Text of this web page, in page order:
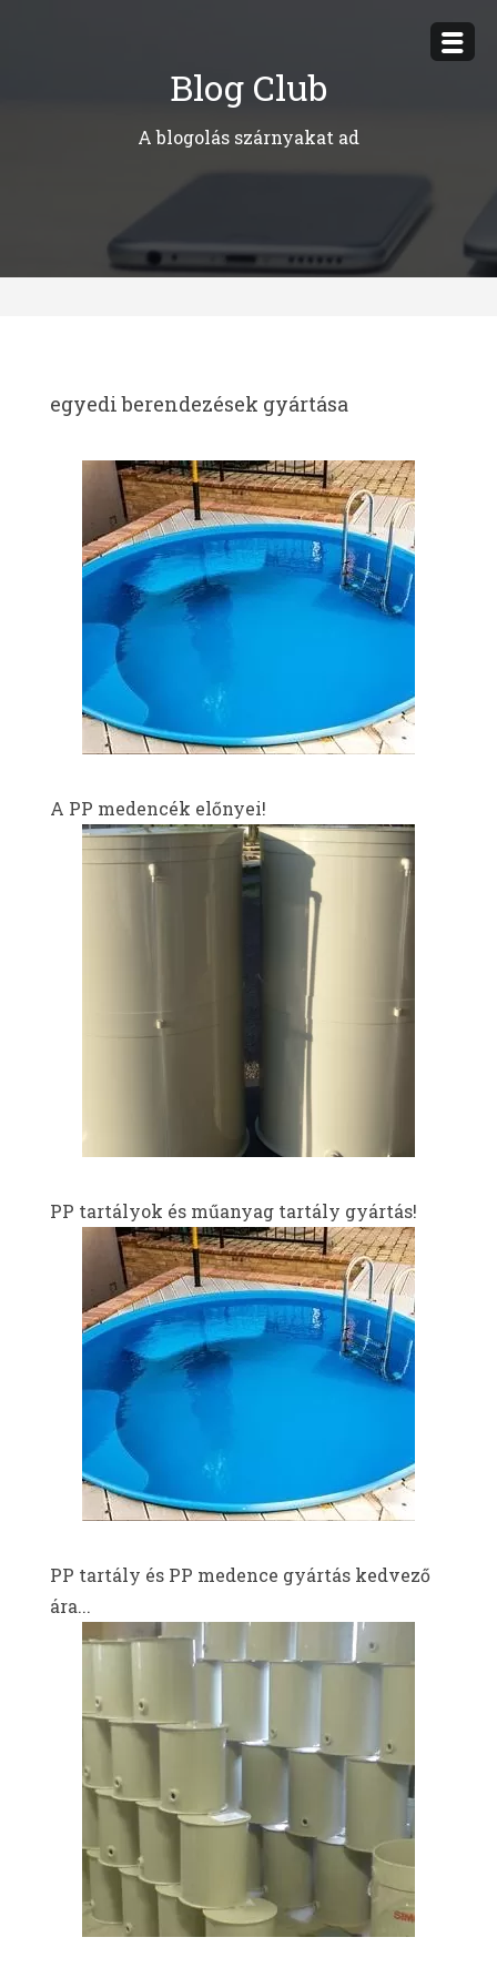
Blog Club
A blogolás szárnyakat ad
egyedi berendezések gyártása
A PP medencék előnyei!
PP tartályok és műanyag tartály gyártás!
PP tartály és PP medence gyártás kedvező
ára...